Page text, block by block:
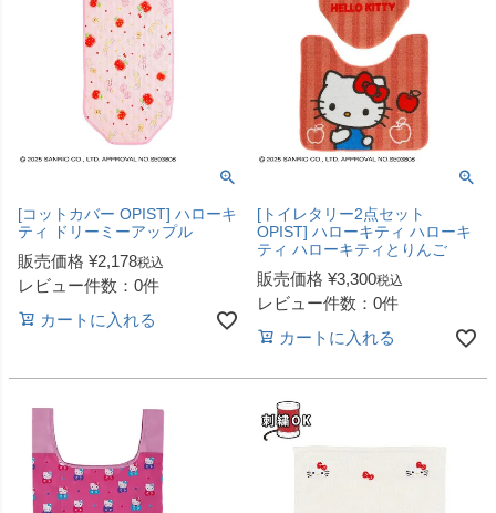
[コットカバー OPIST] ハローキ
ティ ドリーミーアップル
販売価格 ¥2,178税込
レビュー件数：0件
カートに入れる
[トイレタリー2点セット
OPIST] ハローキティ ハローキ
ティ ハローキティとりんご
販売価格 ¥3,300税込
レビュー件数：0件
カートに入れる